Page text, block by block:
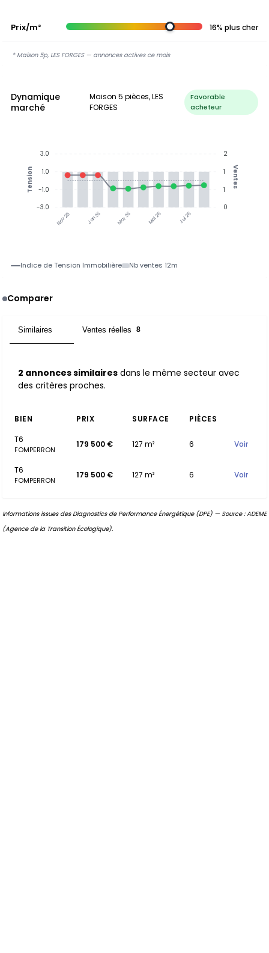
Prix/m² 16% plus cher
* Maison 5p, LES FORGES — annonces actives ce mois
Dynamique
marché
Maison 5 pièces, LES
FORGES
Favorable
acheteur
Nov 25 Jan 26 Mar 26 Mai 26 Jul 26
2
1
1
0
Ventes
3.0
1.0
-1.0
-3.0
Tension
Indice de Tension Immobilière Nb ventes 12m
Comparer
Similaires Ventes réelles 8
2 annonces similaires dans le même secteur avec
des critères proches.
BIEN PRIX SURFACE
PIÈCES
T6
FOMPERRON
179 500 € 127 m² 6 Voir
T6
FOMPERRON
179 500 € 127 m² 6 Voir
Informations issues des Diagnostics de Performance Énergétique (DPE) — Source : ADEME
(Agence de la Transition Écologique).